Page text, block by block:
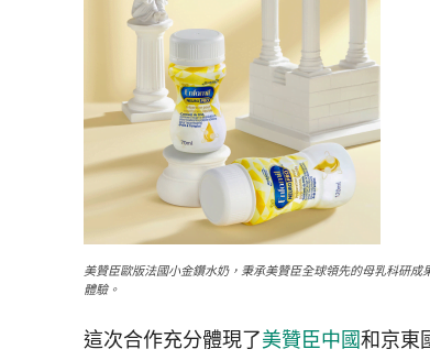
美贊臣歐版法國小金鑽水奶，秉承美贊臣全球領先的母乳科研
體驗。
這次合作充分體現了美贊臣中國和京東